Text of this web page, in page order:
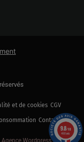
et de cookies CGV
Contact
Agence Wordpress
9.8/10
460 avis